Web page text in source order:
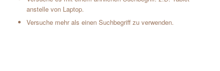
anstelle von Laptop.
Versuche mehr als einen Suchbegriff zu verwenden.